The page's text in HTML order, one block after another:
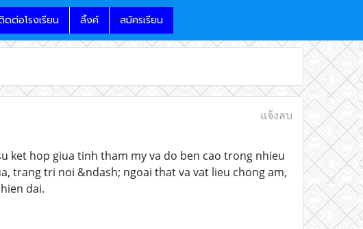
ดต่อโรงเรียน ลิ้งค์ สมัครเรียน
แจ้งลบ
ket hop giua tinh tham my va do ben cao trong nhieu
trang tri noi &ndash; ngoai that va vat lieu chong am,
dai.